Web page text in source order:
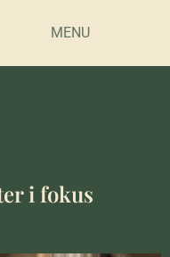
MENU
i fokus